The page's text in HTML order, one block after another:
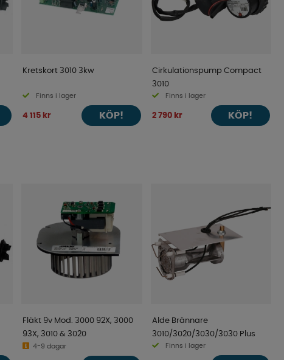
Kretskort 3010 3kw
Finns i lager
4 115 kr KÖP!
Cirkulationspump Compact
3010
Finns i lager
2 790 kr KÖP!
Fläkt 9v Mod. 3000 92X, 3000
93X, 3010 & 3020
4-9 dagar
Alde Brännare
3010/3020/3030/3030 Plus
Finns i lager